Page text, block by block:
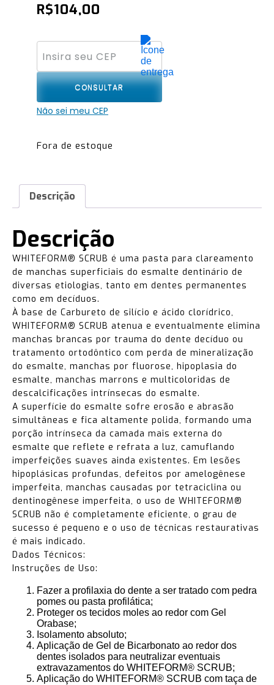
R$104,00
CONSULTAR
Não sei meu CEP
Fora de estoque
Descrição
Descrição
WHITEFORM® SCRUB é uma pasta para clareamento
de manchas superficiais do esmalte dentinário de
diversas etiologias, tanto em dentes permanentes
como em decíduos.
À base de Carbureto de silício e ácido clorídrico,
WHITEFORM® SCRUB atenua e eventualmente elimina
manchas brancas por trauma do dente decíduo ou
tratamento ortodôntico com perda de mineralização
do esmalte, manchas por fluorose, hipoplasia do
esmalte, manchas marrons e multicoloridas de
descalcificações intrínsecas do esmalte.
A superfície do esmalte sofre erosão e abrasão
simultâneas e fica altamente polida, formando uma
porção intrínseca da camada mais externa do
esmalte que reflete e refrata a luz, camuflando
imperfeições suaves ainda existentes. Em lesões
hipoplásicas profundas, defeitos por amelogênese
imperfeita, manchas causadas por tetraciclina ou
dentinogênese imperfeita, o uso de WHITEFORM®
SCRUB não é completamente eficiente, o grau de
sucesso é pequeno e o uso de técnicas restaurativas
é mais indicado.
Dados Técnicos:
Instruções de Uso:
Fazer a profilaxia do dente a ser tratado com pedra
pomes ou pasta profilática;
Proteger os tecidos moles ao redor com Gel
Orabase;
Isolamento absoluto;
Aplicação de Gel de Bicarbonato ao redor dos
dentes isolados para neutralizar eventuais
extravazamentos do WHITEFORM® SCRUB;
Aplicação do WHITEFORM® SCRUB com taça de